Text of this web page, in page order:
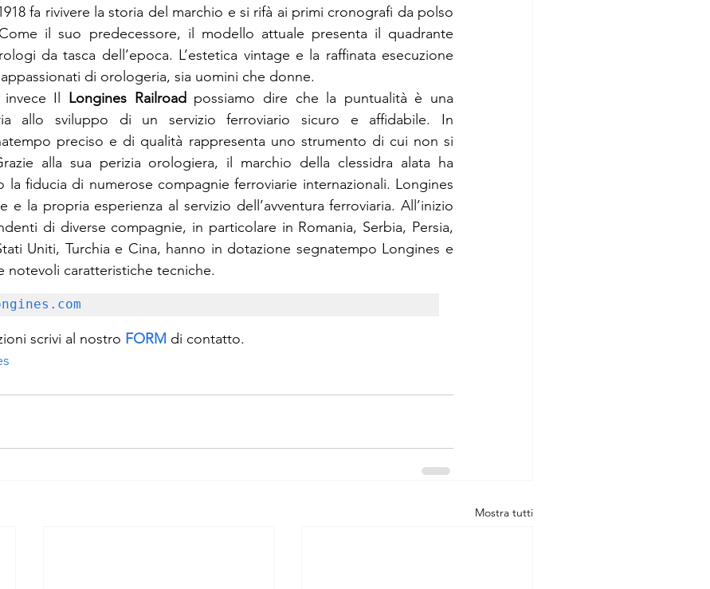
fa rivivere la storia del marchio e si rifà ai primi cronografi da polso
il suo predecessore, il modello attuale presenta il quadrante
da tasca dell’epoca. L’estetica vintage e la raffinata esecuzione
di orologeria, sia uomini che donne.
Il Longines Railroad possiamo dire che la puntualità è una
allo sviluppo di un servizio ferroviario sicuro e affidabile. In
preciso e di qualità rappresenta uno strumento di cui non si
alla sua perizia orologiera, il marchio della clessidra alata ha
la fiducia di numerose compagnie ferroviarie internazionali. Longines
la propria esperienza al servizio dell’avventura ferroviaria. All’inizio
di diverse compagnie, in particolare in Romania, Serbia, Persia,
Uniti, Turchia e Cina, hanno in dotazione segnatempo Longines e
notevoli caratteristiche tecniche.
scrivi al nostro FORM di contatto.
Mostra tutti